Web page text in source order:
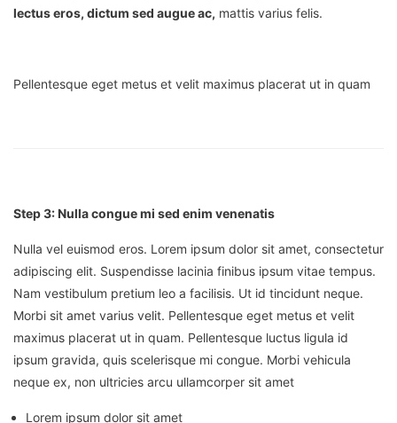
lectus eros, dictum sed augue ac, mattis varius felis.
Pellentesque eget metus et velit maximus placerat ut in quam
Step 3: Nulla congue mi sed enim venenatis
Nulla vel euismod eros. Lorem ipsum dolor sit amet, consectetur
adipiscing elit. Suspendisse lacinia finibus ipsum vitae tempus.
Nam vestibulum pretium leo a facilisis. Ut id tincidunt neque.
Morbi sit amet varius velit. Pellentesque eget metus et velit
maximus placerat ut in quam. Pellentesque luctus ligula id
ipsum gravida, quis scelerisque mi congue. Morbi vehicula
neque ex, non ultricies arcu ullamcorper sit amet
Lorem ipsum dolor sit amet